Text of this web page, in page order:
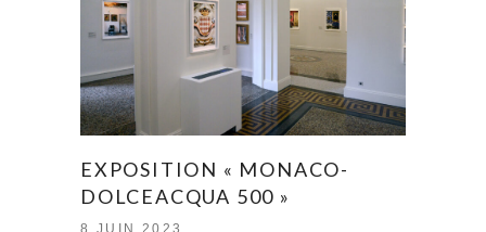
EXPOSITION « MONACO-
DOLCEACQUA 500 »
8 JUIN 2023